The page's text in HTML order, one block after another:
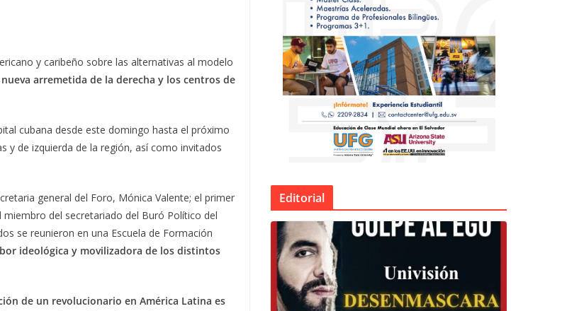
y caribeño sobre las alternativas al modelo
arremetida de la derecha y los centros de
cubana desde este domingo hasta el próximo
y de izquierda de la región, así como invitados
general del Foro, Mónica Valente; el primer
miembro del secretariado del Buró Político del
se reunieron en una Escuela de Formación
ideológica y movilizadora de los distintos
de un revolucionario en América Latina es
Editorial